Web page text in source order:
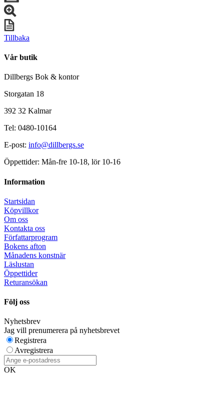
Tillbaka
Vår butik
Dillbergs Bok & kontor
Storgatan 18
392 32 Kalmar
Tel: 0480-10164
E-post: info@dillbergs.se
Öppettider: Mån-fre 10-18, lör 10-16
Information
Startsidan
Köpvillkor
Om oss
Kontakta oss
Författarprogram
Bokens afton
Månadens konstnär
Läslustan
Öppettider
Returansökan
Följ oss
Nyhetsbrev
Jag vill prenumerera på nyhetsbrevet
Registrera
Avregistrera
OK